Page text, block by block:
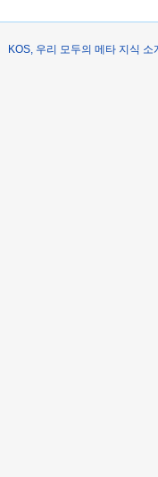
KOS, 우리 모두의 메타 지식 소